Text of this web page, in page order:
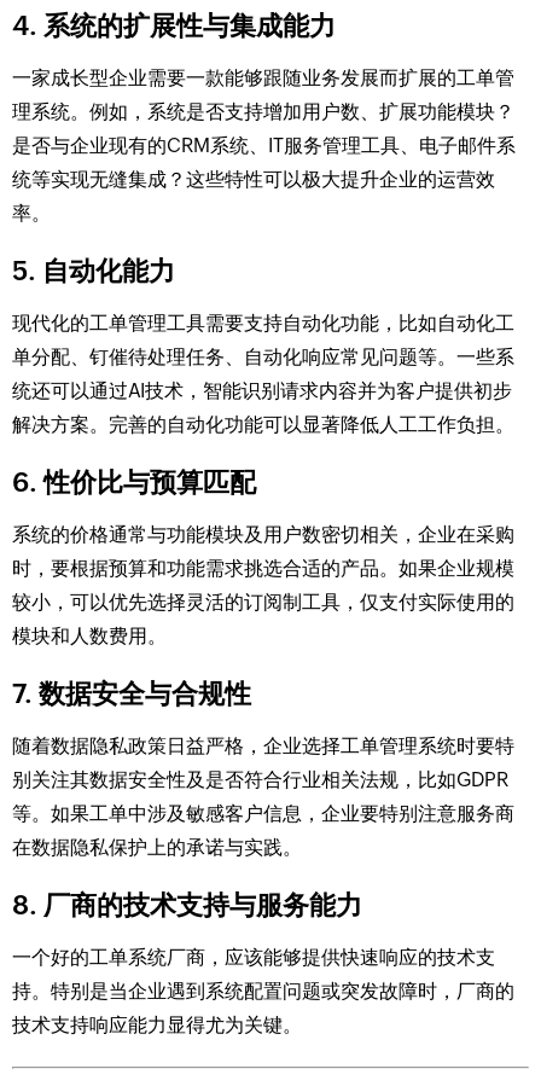
4. 系统的扩展性与集成能力
一家成长型企业需要一款能够跟随业务发展而扩展的工单管
理系统。例如，系统是否支持增加用户数、扩展功能模块？
是否与企业现有的CRM系统、IT服务管理工具、电子邮件系
统等实现无缝集成？这些特性可以极大提升企业的运营效
率。
5. 自动化能力
现代化的工单管理工具需要支持自动化功能，比如自动化工
单分配、钉催待处理任务、自动化响应常见问题等。一些系
统还可以通过AI技术，智能识别请求内容并为客户提供初步
解决方案。完善的自动化功能可以显著降低人工工作负担。
6.性价比与预算匹配
系统的价格通常与功能模块及用户数密切相关，企业在采购
时，要根据预算和功能需求挑选合适的产品。如果企业规模
较小，可以优先选择灵活的订阅制工具，仅支付实际使用的
模块和人数费用。
7. 数据安全与合规性
随着数据隐私政策日益严格，企业选择工单管理系统时要特
别关注其数据安全性及是否符合行业相关法规，比如GDPR
等。如果工单中涉及敏感客户信息，企业要特别注意服务商
在数据隐私保护上的承诺与实践。
8. 厂商的技术支持与服务能力
一个好的工单系统厂商，应该能够提供快速响应的技术支
持。特别是当企业遇到系统配置问题或突发故障时，厂商的
技术支持响应能力显得尤为关键。